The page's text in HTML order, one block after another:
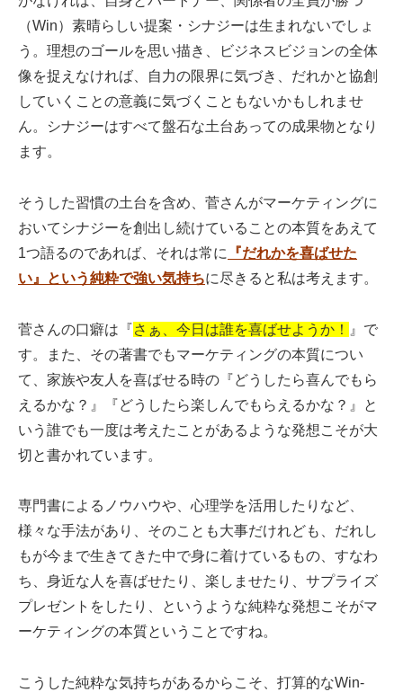
（Win）素晴らしい提案・シナジーは生まれないでしょ
う。理想のゴールを思い描き、ビジネスビジョンの全体
像を捉えなければ、自力の限界に気づき、だれかと協創
していくことの意義に気づくこともないかもしれませ
ん。シナジーはすべて盤石な土台あっての成果物となり
ます。
そうした習慣の土台を含め、菅さんがマーケティングに
おいてシナジーを創出し続けていることの本質をあえて
1つ語るのであれば、それは常に
『だれかを喜ばせた
い』という純粋で強い気持ちに尽きると私は考えます。
菅さんの口癖は『さぁ、今日は誰を喜ばせようか！
』で
す。また、その著書でもマーケティングの本質につい
て、家族や友人を喜ばせる時の『どうしたら喜んでもら
えるかな？』『どうしたら楽しんでもらえるかな？』と
いう誰でも一度は考えたことがあるような発想こそが大
切と書かれています。
専門書によるノウハウや、心理学を活用したりなど、
様々な手法があり、そのことも大事だけれども、だれし
もが今まで生きてきた中で身に着けているもの、すなわ
ち、身近な人を喜ばせたり、楽しませたり、サプライズ
プレゼントをしたり、というような純粋な発想こそがマ
ーケティングの本質ということですね。
こうした純粋な気持ちがあるからこそ、打算的なWin-